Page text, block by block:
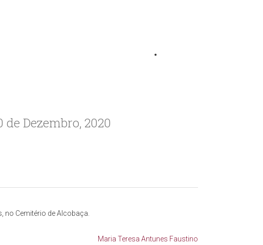
de Dezembro, 2020
no Cemitério de Alcobaça.
Maria Teresa Antunes Faustino